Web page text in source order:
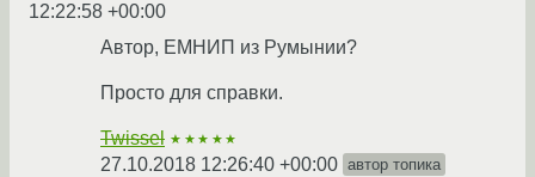
12:22:58 +00:00
Автор, ЕМНИП из Румынии?
Просто для справки.
Twissel ★★★★★
27.10.2018 12:26:40 +00:00 автор топика